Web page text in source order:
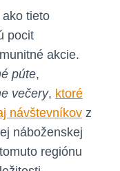
tieto
pocit
akcie.
púte,
večery, ktoré
návštevníkov z
náboženskej
regiónu